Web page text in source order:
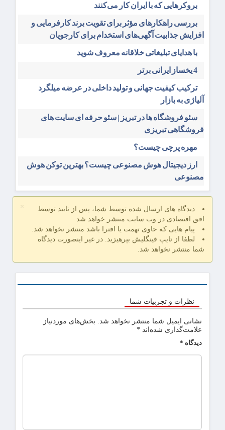
بروکرهایی‌ که با ایران کار می‌کنند
بررسی راهکارهای مؤثر برای تقویت برند کارفرمایی و
افزایش جذابیت آگهی‌های استخدام برای کارجویان
با هدایای تبلیغاتی خلاقانه معروف شوید
4 یخساز ایرانی برتر
ترکیب کیفیت جهانی و تولید داخلی در عرضه میلگرد
آلیاژی به بازار
سئو فروشگاه‌ ها در تبریز | سئو حرفه ای سایت های
فروشگاهی تبریزی
مهره پرچی چیست؟
ارز دیجیتال هوش مصنوعی چیست؟ بهترین توکن هوش
مصنوعی
×
دیدگاه های ارسال شده توسط شما، پس از تایید توسط
افق اقتصادی در وب سایت منتشر خواهد شد
پیام هایی که حاوی تهمت یا افترا باشد منتشر نخواهد شد.
لطفا از تایپ فینگلیش بپرهیزید. در غیر اینصورت دیدگاه
شما منتشر نخواهد شد.
نظرات و تجربیات شما
نشانی ایمیل شما منتشر نخواهد شد.
بخش‌های موردنیاز
علامت‌گذاری شده‌اند *
دیدگاه *